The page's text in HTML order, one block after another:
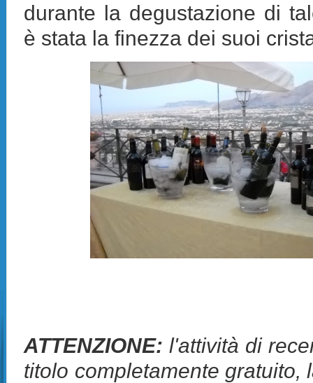
durante la degustazione di
è stata la finezza dei suoi
ATTENZIONE: l'attività di
titolo completamente gratuito,